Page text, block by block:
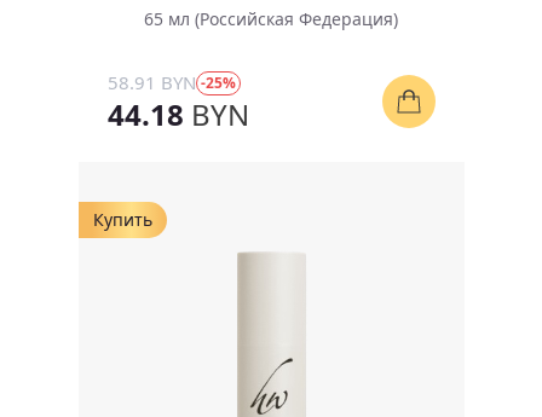
65 мл (Российская Федерация)
58.91 BYN -25%
44.18 BYN
Купить